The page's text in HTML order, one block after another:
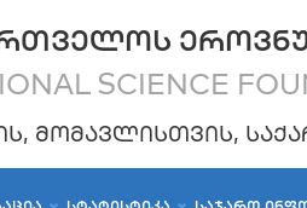
SCIENCE
ᲛᲝᲛᲐᲕᲚᲘᲡᲗᲕᲘᲡ,